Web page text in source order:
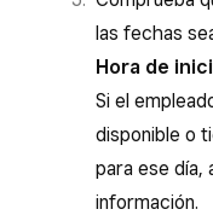
selecciona
Para repetir
otros días
Selecciona
las fechas
Hora de
Si el
disponible o
para ese día,
información.